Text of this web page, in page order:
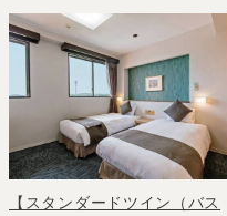
【スタンダードツイン（バス